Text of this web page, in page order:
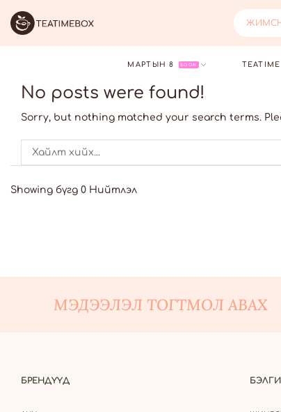
МАРТЫН 8 SOON
No posts were found!
Sorry, but nothing matched your search terms.
Showing бүгд 0 Нийтлэл
МЭДЭЭЛЭЛ ТОГТМОЛ АВАХ
БРЕНДҮҮД